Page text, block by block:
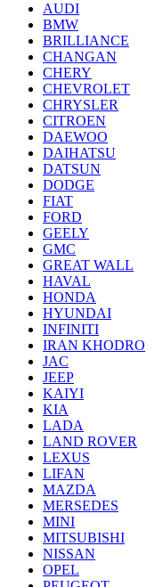
AUDI
BMW
BRILLIANCE
CHANGAN
CHERY
CHEVROLET
CHRYSLER
CITROEN
DAEWOO
DAIHATSU
DATSUN
DODGE
FIAT
FORD
GEELY
GMC
GREAT WALL
HAVAL
HONDA
HYUNDAI
INFINITI
IRAN KHODRO
JAC
JEEP
KAIYI
KIA
LADA
LAND ROVER
LEXUS
LIFAN
MAZDA
MERSEDES
MINI
MITSUBISHI
NISSAN
OPEL